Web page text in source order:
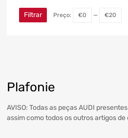
Plafonie
AVISO: Todas as peças AUDI
assim como todos os outros artigos
Filtrar Preço: €0 — €20